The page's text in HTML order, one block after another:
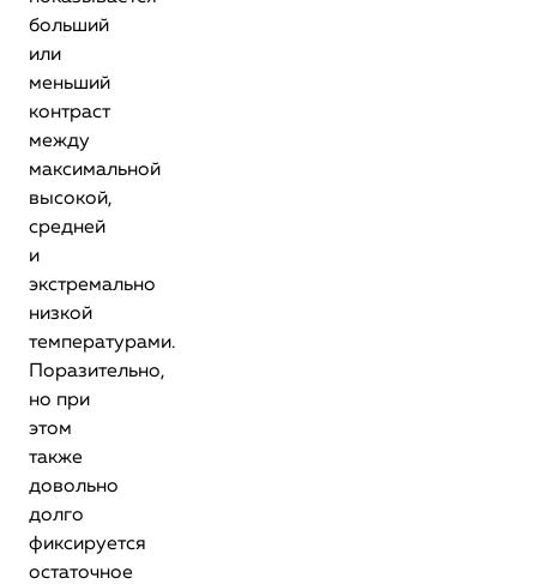
больший
или
меньший
контраст
между
максимальной
высокой,
средней
и
экстремально
низкой
температурами.
Поразительно,
но при
этом
также
довольно
долго
фиксируется
остаточное